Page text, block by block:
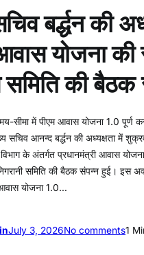
बर्द्धन की
योजना की
समिति की बैठक
सीमा में पीएम आवास योजना 1.0 पूर्ण
सचिव आनन्द बर्द्धन की अध्यक्षता में
के अंतर्गत प्रधानमंत्री आवास
समिति की बैठक संपन्न हुई। इस
योजना 1.0…
July 3, 2026No commentso1